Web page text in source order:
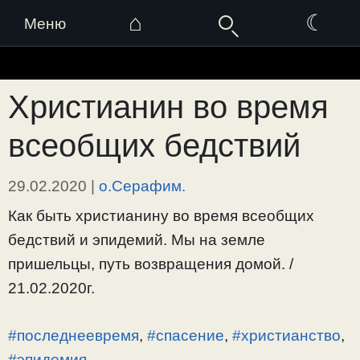
Меню ⌂ ☾
к
содержимому
Христианин во время
всеобщих бедствий
29.02.2020 | о.Серафим.
Как быть христианину во время всеобщих
бедствий и эпидемий. Мы на земле
пришельцы, путь возвращения домой. /
21.02.2020г.
#последнеевремя, #спасение, #христианство,